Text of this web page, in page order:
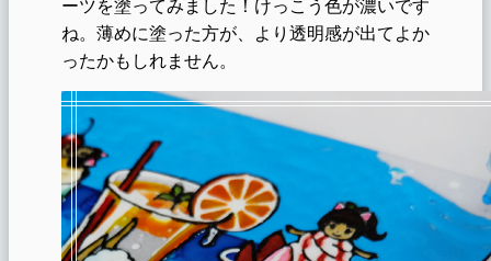
ーツを塗ってみました！けっこう色が濃いです
ね。薄めに塗った方が、より透明感が出てよか
ったかもしれません。